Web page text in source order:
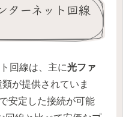
ターネット回線
回線は、主に光ファ
が提供されていま
安定した接続が可能